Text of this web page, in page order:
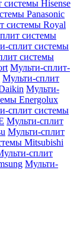
системы Hisense
Panasonic
системы Royal
системы
сплит системы
системы
Мульти-сплит-
Мульти-сплит
Мульти-
Energolux
сплит системы
Мульти-сплит
Мульти-сплит
Mitsubishi
сплит
Мульти-